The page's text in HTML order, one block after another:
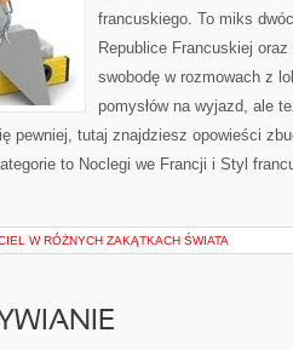
francuskiego. To miks
Republice Francuskiej
swobodę w rozmowach z
pomysłów na wyjazd, ale
pewniej, tutaj znajdziesz opowieści
to Noclegi we Francji i Styl
W RÓŻNYCH ZAKĄTKACH ŚWIATA